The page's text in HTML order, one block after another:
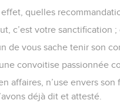
quelles
c’est votre sanctification
de vous sache tenir son
convoitise passionnée
affaires, n’use envers
déjà dit et attesté.